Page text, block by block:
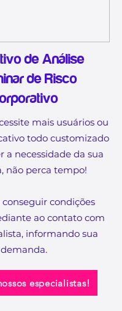
de Análise
de Risco
mais usuários ou
todo customizado
a necessidade da sua
não perca tempo!
conseguir condições
ao contato com
informando sua
demanda.​
especialistas!